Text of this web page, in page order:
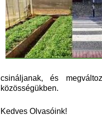
csináljanak, és
közösségükben.
Kedves Olvasóink!